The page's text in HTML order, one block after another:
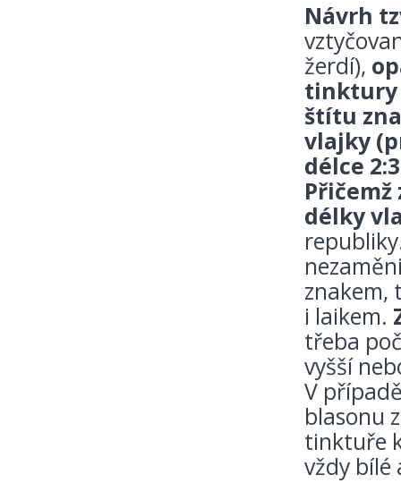
Návrh
žerdí),
tinktury
štítu
vlajky
délce 2:3
délky
znakem,
i laikem.
třeba
vyšší
V
blasonu
tinktuře
vždy bílé